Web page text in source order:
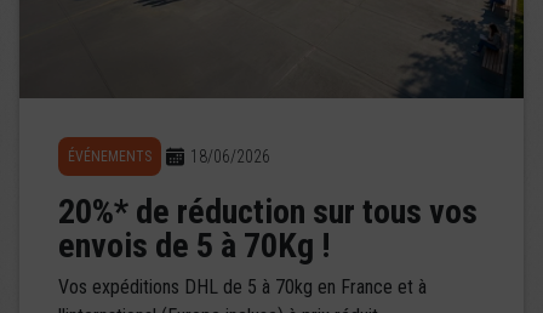
ÉVÉNEMENTS 18/06/2026
20%* de réduction sur tous vos
envois de 5 à 70Kg !
Vos expéditions DHL de 5 à 70kg en France et à